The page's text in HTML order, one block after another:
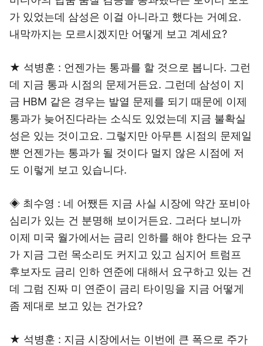
가 있었는데 삼성은 이걸 아니라고 했다는 거예요.
내막까지는 모르시겠지만 어떻게 보고 계세요?
★ 석병훈 : 언젠가는 통과를 할 것으로 봅니다. 그런
데 지금 통과 시점의 문제거든요. 그런데 삼성이 지
금 HBM 같은 경우는 발열 문제를 되기 때문에 이제
통과가 늦어진다라는 소식도 있었는데 지금 불확실
성은 있는 것이고요. 그렇지만 아무튼 시점의 문제일
뿐 언젠가는 통과가 될 것이다 멀지 않은 시점에 저
도 이렇게 보고 있습니다.
◈ 최수영 : 네 어쨌든 지금 사실 시장에 약간 포비아
심리가 있는 건 분명해 보이거든요. 그러다 보니까
이제 미국 월가에서는 금리 인하를 해야 한다는 요구
가 지금 그런 목소리도 커지고 있고 심지어 트럼프
후보자도 금리 인하 연준에 대해서 요구하고 있는 건
데 그럼 진짜 미 연준이 금리 타이밍을 지금 어떻게
좀 제대로 보고 있는 건가요?
★ 석병훈 : 지금 시장에서는 이번에 큰 폭으로 주가